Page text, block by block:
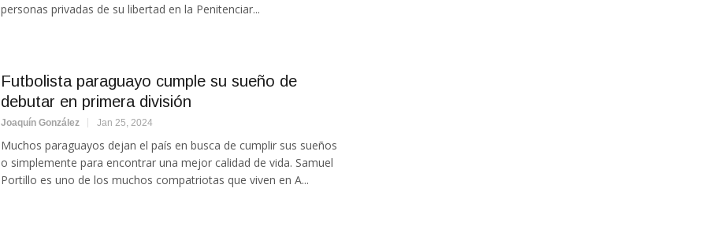
personas privadas de su libertad en la Penitenciar...
Futbolista paraguayo cumple su sueño de
debutar en primera división
Joaquín González Jan 25, 2024
Muchos paraguayos dejan el país en busca de cumplir sus sueños
o simplemente para encontrar una mejor calidad de vida. Samuel
Portillo es uno de los muchos compatriotas que viven en A...